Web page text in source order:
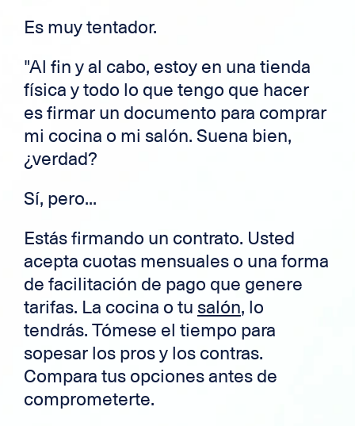
Es muy tentador.
"Al fin y al cabo, estoy en una tienda
física y todo lo que tengo que hacer
es firmar un documento para comprar
mi cocina o mi salón. Suena bien,
¿verdad?
Sí, pero...
Estás firmando un contrato. Usted
acepta cuotas mensuales o una forma
de facilitación de pago que genere
tarifas. La cocina o tu salón, lo
tendrás. Tómese el tiempo para
sopesar los pros y los contras.
Compara tus opciones antes de
comprometerte.